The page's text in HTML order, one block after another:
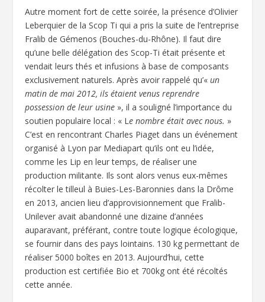
Autre moment fort de cette soirée, la présence d’Olivier
Leberquier de la Scop Ti qui a pris la suite de l’entreprise
Fralib de Gémenos (Bouches-du-Rhône). Il faut dire
qu’une belle délégation des Scop-Ti était présente et
vendait leurs thés et infusions à base de composants
exclusivement naturels. Après avoir rappelé qu’«un
matin de mai 2012, ils étaient venus reprendre
possession de leur usine », il a souligné l’importance du
soutien populaire local : « Le nombre était avec nous. »
C’est en rencontrant Charles Piaget dans un événement
organisé à Lyon par Mediapart qu’ils ont eu l’idée,
comme les Lip en leur temps, de réaliser une
production militante. Ils sont alors venus eux-mêmes
récolter le tilleul à Buies-Les-Baronnies dans la Drôme
en 2013, ancien lieu d’approvisionnement que Fralib-
Unilever avait abandonné une dizaine d’années
auparavant, préférant, contre toute logique écologique,
se fournir dans des pays lointains. 130 kg permettant de
réaliser 5000 boîtes en 2013. Aujourd’hui, cette
production est certifiée Bio et 700kg ont été récoltés
cette année.